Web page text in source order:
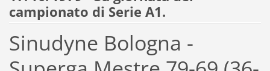
campionato di Serie A1.
Sinudyne Bologna -